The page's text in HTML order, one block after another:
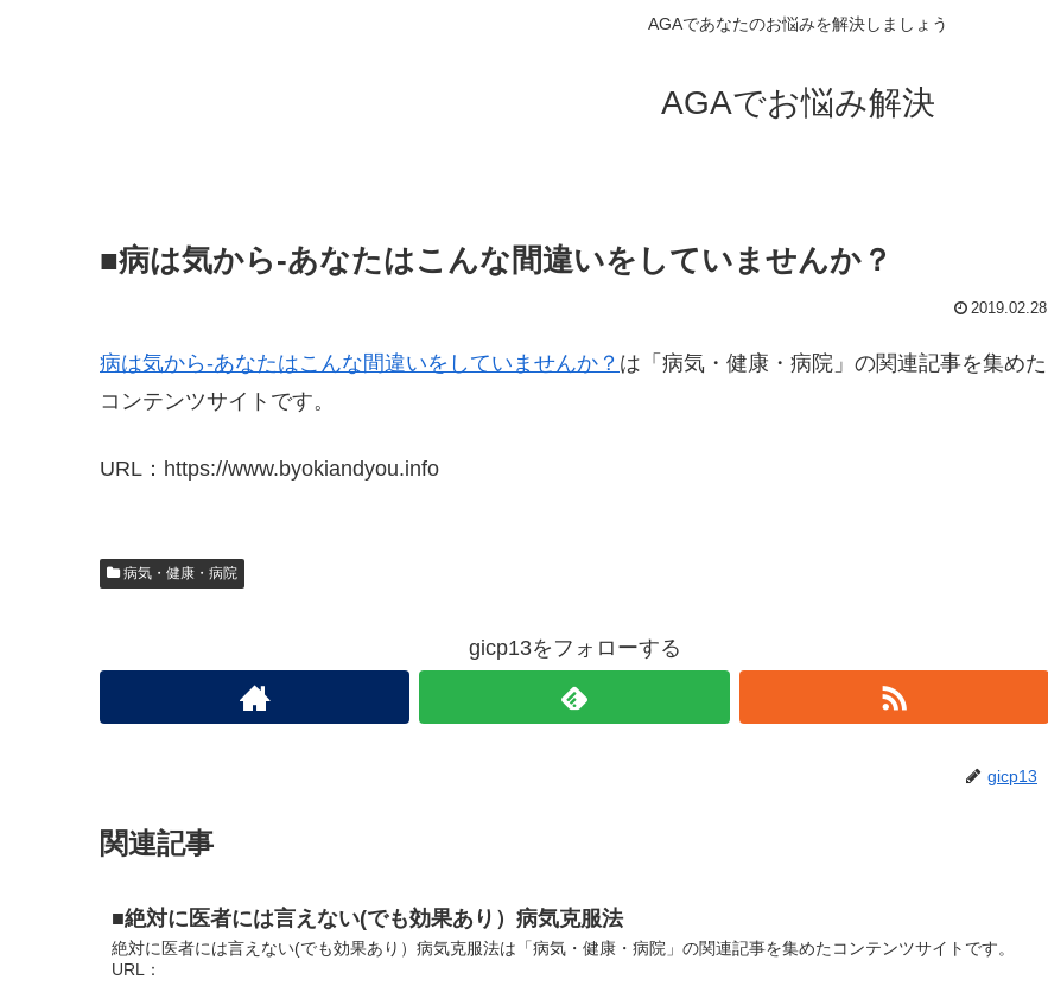
AGAであなたのお悩みを解決しましょう
AGAでお悩み解決
■病は気から-あなたはこんな間違いをしていませんか？
2019.02.28
病は気から-あなたはこんな間違いをしていませんか？ は「病気・健康・病院」の関連記事を集めた
コンテンツサイトです。
URL：https://www.byokiandyou.info
病気・健康・病院
gicp13をフォローする
gicp13
関連記事
■絶対に医者には言えない(でも効果あり）病気克服法
絶対に医者には言えない(でも効果あり）病気克服法は「病気・健康・病院」の関連記事を集めたコンテンツサイトです。
URL：